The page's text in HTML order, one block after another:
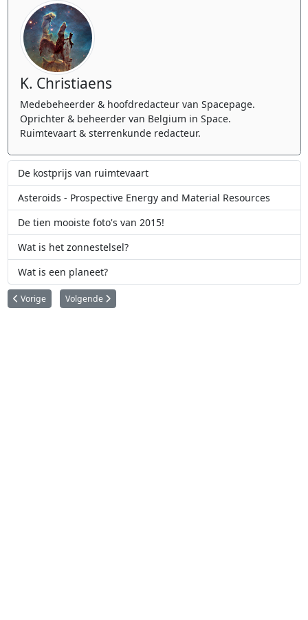
K. Christiaens
Medebeheerder & hoofdredacteur van Spacepage.
Oprichter & beheerder van Belgium in Space.
Ruimtevaart & sterrenkunde redacteur.
De kostprijs van ruimtevaart
Asteroids - Prospective Energy and Material Resources
De tien mooiste foto's van 2015!
Wat is het zonnestelsel?
Wat is een planeet?
Vorig artikel: Atlas van de sterrenbeelden
Vorige Volgende artikel: Atlas van de sterrenhemel
Volgende